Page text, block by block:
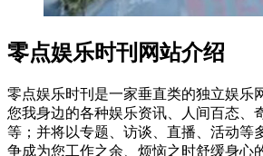
零点娱乐时刊网站介绍
零点娱乐时刊是一家垂直类的独立娱乐
您我身边的各种娱乐资讯、人间百态、
等；并将以专题、访谈、直播、活动等
争成为您工作之余、烦恼之时舒缓身心